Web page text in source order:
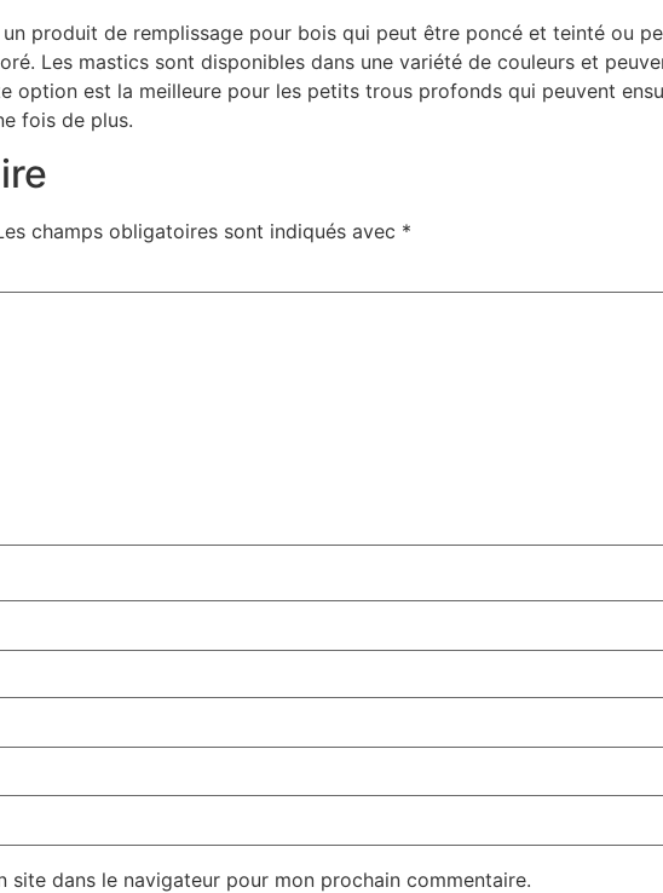
produit de remplissage pour bois qui peut être poncé et teinté ou
Les mastics sont disponibles dans une variété de couleurs et
option est la meilleure pour les petits trous profonds qui peuvent
fois de plus.
champs obligatoires sont indiqués avec *
site dans le navigateur pour mon prochain commentaire.